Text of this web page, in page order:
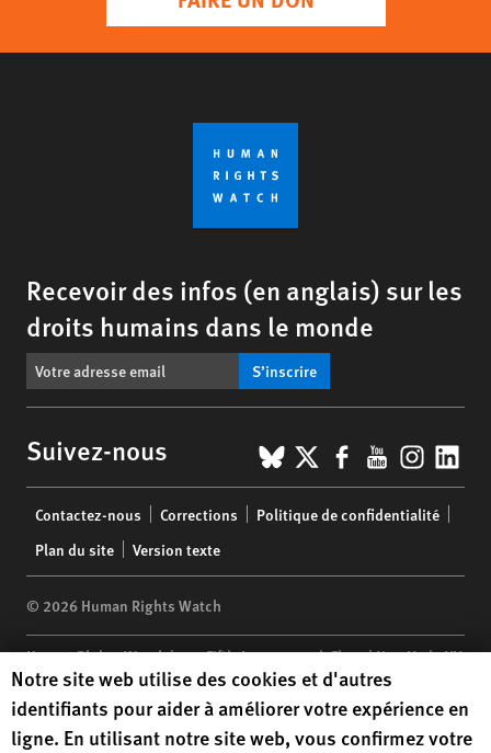
Recevoir des infos (en anglais) sur les
droits humains dans le monde
S’inscrire
Suivez-nous BlueSky
X Facebook
YouTube
menu
Contactez-nous Corrections
Politique de confidentialité
Plan du site
Version texte
© 2026 Human Rights Watch
Human Rights Watch| 350 Fifth Avenue, 34th Floor | New York,NY
10118-3299USA |t1.212.290.4700
Human Rights Watchis a 501(C)(3) nonprofit registered in the US
under EIN: 13-2875808
Human Rights Watch cookie preferences
Notre site web utilise des cookies et d'autres
identifiants pour aider à améliorer votre expérience en
ligne. En utilisant notre site web, vous confirmez votre